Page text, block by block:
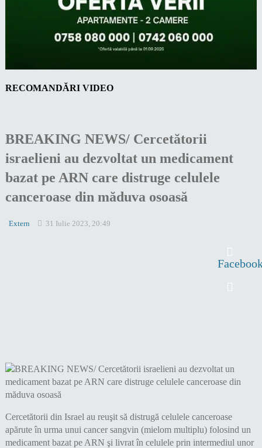
RECOMANDĂRI VIDEO
BREAKING NEWS/ Cercetătorii
israelieni au dezvoltat un medicament
bazat pe ARN care distruge celulele
canceroase din măduva osoasă
Extern 31 Iulie 2023, 20:49
Cercetătorii din Israel au reuşit să distrugă celulele canceroase
apărute în urma unui cancer sangvin (mielom multiplu) folosind un
medicament bazat pe ARN şi livrat în celulele prin intermediul unor